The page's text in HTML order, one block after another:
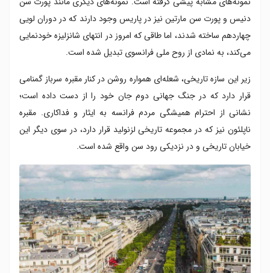
دنیس و پورت سن مارتین نیز در پاریس وجود دارند که در دوران لویی
چهاردهم ساخته شدند، اما طاقی که امروز در انتهای شانزلیزه خودنمایی
می‌کند، به نمادی از روح ملی فرانسوی تبدیل شده است.
زیر این سازه تاریخی، شعله‌ای همواره روشن در کنار مقبره سرباز گمنامی
قرار دارد که در جنگ جهانی دوم جان خود را از دست داده است؛
نشانی از احترام همیشگی مردم فرانسه به ایثار و فداکاری. مقبره
ناپلئون نیز که در مجموعه تاریخی لزنولید قرار دارد، در سوی دیگر این
خیابان تاریخی و در نزدیکی رود سن واقع شده است.